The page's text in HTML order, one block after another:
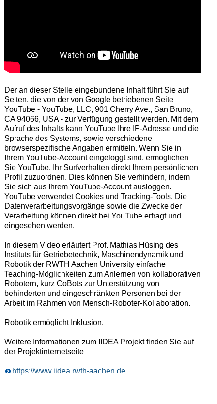
Der an dieser Stelle eingebundene Inhalt führt Sie auf
Seiten, die von der von Google betriebenen Seite
YouTube - YouTube, LLC, 901 Cherry Ave., San Bruno,
CA 94066, USA - zur Verfügung gestellt werden. Mit dem
Aufruf des Inhalts kann YouTube Ihre IP-Adresse und die
Sprache des Systems, sowie verschiedene
browserspezifische Angaben ermitteln. Wenn Sie in
Ihrem YouTube-Account eingeloggt sind, ermöglichen
Sie YouTube, Ihr Surfverhalten direkt Ihrem persönlichen
Profil zuzuordnen. Dies können Sie verhindern, indem
Sie sich aus Ihrem YouTube-Account ausloggen.
YouTube verwendet Cookies und Tracking-Tools. Die
Datenverarbeitungsvorgänge sowie die Zwecke der
Verarbeitung können direkt bei YouTube erfragt und
eingesehen werden.
In diesem Video erläutert Prof. Mathias Hüsing des
Instituts für Getriebetechnik, Maschinendynamik und
Robotik der RWTH Aachen University einfache
Teaching-Möglichkeiten zum Anlernen von kollaborativen
Robotern, kurz CoBots zur Unterstützung von
behinderten und eingeschränkten Personen bei der
Arbeit im Rahmen von Mensch-Roboter-Kollaboration.
Robotik ermöglicht Inklusion.
Weitere Informationen zum IIDEA Projekt finden Sie auf
der Projektinternetseite
https://www.iidea.rwth-aachen.de